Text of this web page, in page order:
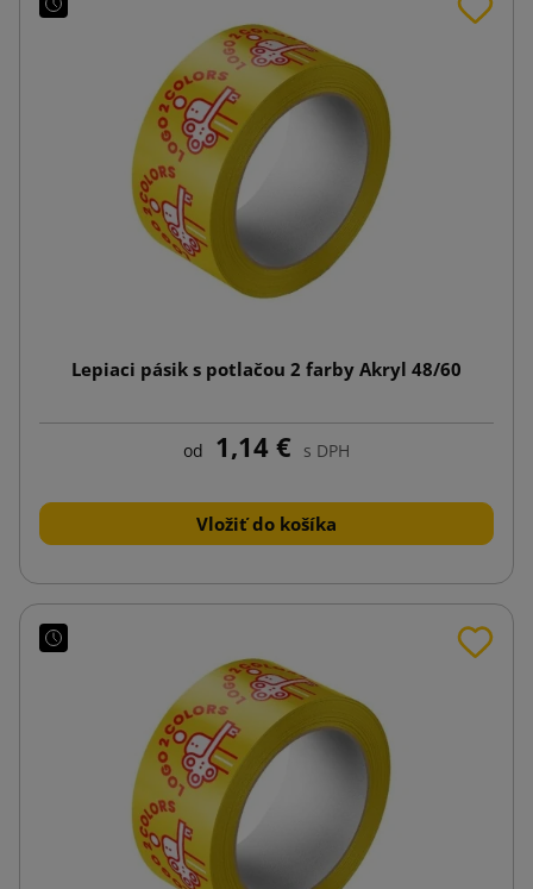
Lepiaci pásik s potlačou 2 farby Akryl 48/60
od 1,14 € s DPH
Vložiť do košíka